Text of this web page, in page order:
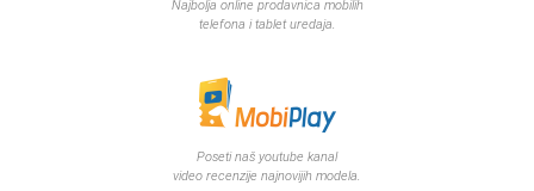
Najbolja online prodavnica mobilih
telefona i tablet uredaja.
Poseti naš youtube kanal
video recenzije najnovijih modela.